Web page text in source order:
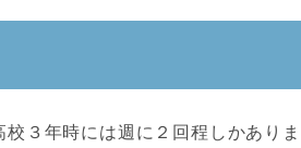
３年時には週に２回程しかありま